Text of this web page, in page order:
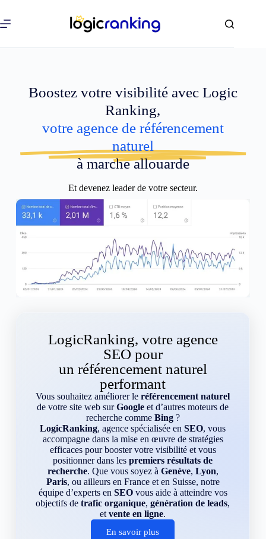
Boostez votre visibilité avec Logic
Ranking,
votre agence de référencement
naturel
à marche allouarde
Et devenez leader de votre secteur.
LogicRanking, votre agence
SEO pour
un référencement naturel
performant
Vous souhaitez améliorer leréférencement naturel
de votre site web surGoogle et d’autres moteurs de
recherche comme Bing?
LogicRanking, agence spécialisée enSEO, vous
accompagne dans la mise en œuvre de stratégies
efficaces pour booster votre visibilité et vous
positionner dans lespremiers résultats de
recherche. Que vous soyez à Genève, Lyon,
Paris, ou ailleurs en France et en Suisse, notre
équipe d’experts en SEOvous aide à atteindre vos
objectifs detrafic organique,génération de leads,
etvente en ligne.
En savoir plus